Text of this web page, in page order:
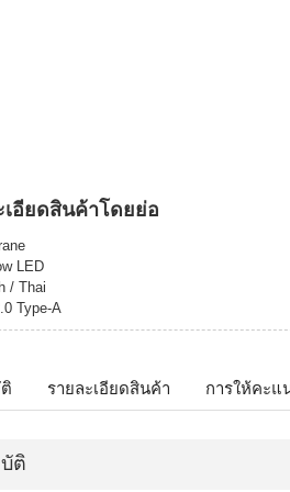
เอียดสินค้าโดยย่อ
LED
/ Thai
Type-A
รายละเอียดสินค้า การให้คะแ
ติ